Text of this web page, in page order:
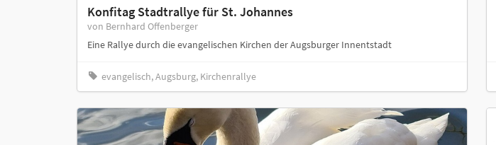
Konfitag Stadtrallye für St. Johannes
von Bernhard Offenberger
Eine Rallye durch die evangelischen Kirchen der Augsburger Innentstadt
evangelisch, Augsburg, Kirchenrallye